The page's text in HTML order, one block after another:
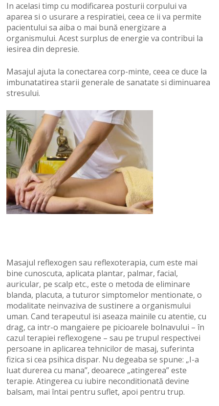
In acelasi timp cu modificarea posturii corpului va
aparea si o usurare a respiratiei, ceea ce ii va permite
pacientului sa aiba o mai bună energizare a
organismului. Acest surplus de energie va contribui la
iesirea din depresie.
Masajul ajuta la conectarea corp-minte, ceea ce duce la
imbunatatirea starii generale de sanatate si diminuarea
stresului.
Masajul reflexogen sau reflexoterapia, cum este mai
bine cunoscuta, aplicata plantar, palmar, facial,
auricular, pe scalp etc., este o metoda de eliminare
blanda, placuta, a tuturor simptomelor mentionate, o
modalitate neinvaziva de sustinere a organismului
uman. Cand terapeutul isi aseaza mainile cu atentie, cu
drag, ca intr-o mangaiere pe picioarele bolnavului – în
cazul terapiei reflexogene – sau pe trupul respectivei
persoane in aplicarea tehnicilor de masaj, suferinta
fizica si cea psihica dispar. Nu degeaba se spune: „I-a
luat durerea cu mana”, deoarece „atingerea” este
terapie. Atingerea cu iubire neconditionată devine
balsam, mai întai pentru suflet, apoi pentru trup.